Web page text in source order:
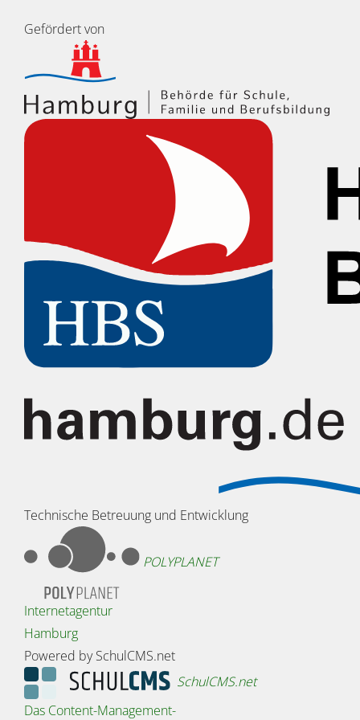
Gefördert von
Technische Betreuung und Entwicklung
POLYPLANET
Internetagentur
Hamburg
Powered by SchulCMS.net
SchulCMS.net
Das Content-Management-